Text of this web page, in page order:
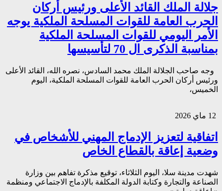
جلالة الملك القائد الأعلى ورئيس أركان
الحرب العامة للقوات المسلحة الملكية يوجه
الأمر اليومي للقوات المسلحة الملكية
بمناسبة الذكرى ال 70 لتأسيسها
وجه صاحب الجلالة الملك محمد السادس، نصره الله، القائد الأعلى
ورئيس أركان الحرب العامة للقوات المسلحة الملكية، اليوم
الخميس،
اتفاقية لتعزيز الإدماج المهني للأشخاص في
وضعية إعاقة بالقطاع الخاص
شهدت مدينة سلا، اليوم الثلاثاء، توقيع مذكرة تفاهم بين وزارة
الصناعة والتجارة وكتابة الدولة المكلفة بالإدماج الاجتماعي ومنظمة